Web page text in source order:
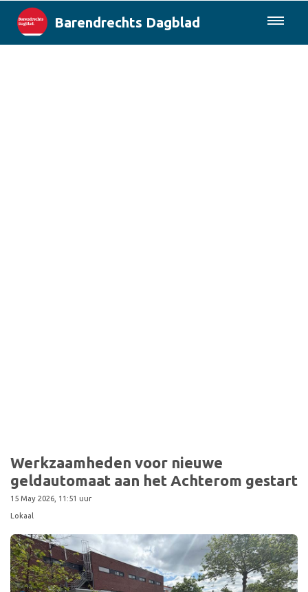
Barendrechts Dagblad
Werkzaamheden voor nieuwe
geldautomaat aan het Achterom gestart
15 May 2026, 11:51 uur
Lokaal